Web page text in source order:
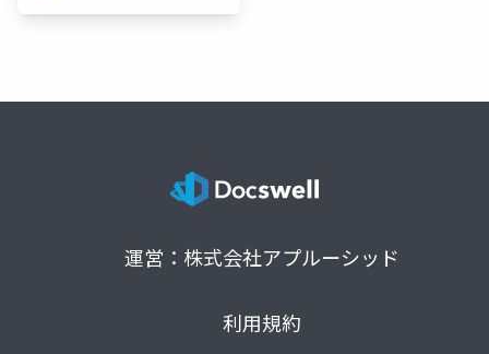
運営：株式会社アプルーシッド
利用規約